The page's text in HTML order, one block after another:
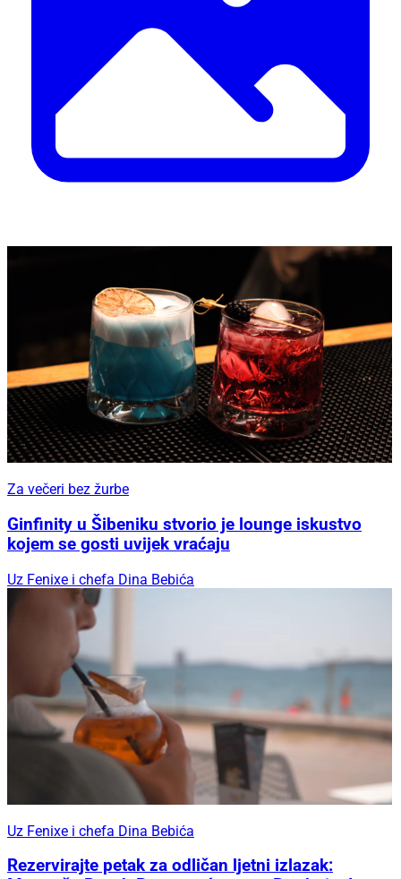
Za večeri bez žurbe
Ginfinity u Šibeniku stvorio je lounge iskustvo
kojem se gosti uvijek vraćaju
Uz Fenixe i chefa Dina Bebića
Uz Fenixe i chefa Dina Bebića
Rezervirajte petak za odličan ljetni izlazak: